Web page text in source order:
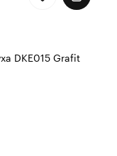
DKE015 Grafit